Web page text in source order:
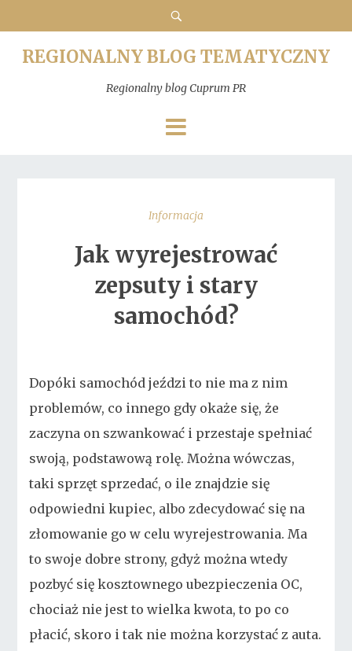
REGIONALNY BLOG TEMATYCZNY
Regionalny blog Cuprum PR
Informacja
Jak wyrejestrować
zepsuty i stary
samochód?
Dopóki samochód jeździ to nie ma z nim
problemów, co innego gdy okaże się, że
zaczyna on szwankować i przestaje spełniać
swoją, podstawową rolę. Można wówczas,
taki sprzęt sprzedać, o ile znajdzie się
odpowiedni kupiec, albo zdecydować się na
złomowanie go w celu wyrejestrowania. Ma
to swoje dobre strony, gdyż można wtedy
pozbyć się kosztownego ubezpieczenia OC,
chociaż nie jest to wielka kwota, to po co
płacić, skoro i tak nie można korzystać z auta.